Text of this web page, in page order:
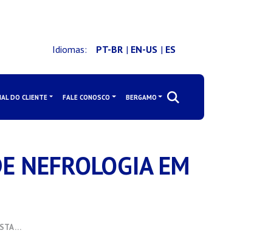
Idiomas: PT-BR | EN-US | ES
DO CLIENTE FALE CONOSCO BERGAMO
NEFROLOGIA EM
…